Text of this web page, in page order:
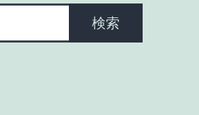
検索